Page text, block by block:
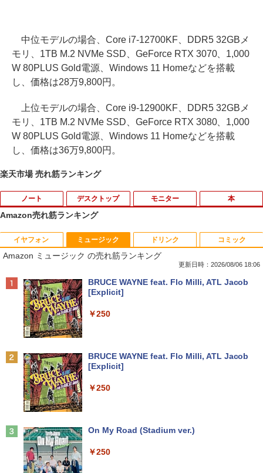
中位モデルの場合、Core i7-12700KF、DDR5 32GBメ
モリ、1TB M.2 NVMe SSD、GeForce RTX 3070、1,000
W 80PLUS Gold電源、Windows 11 Homeなどを搭載
し、価格は28万9,800円。
上位モデルの場合、Core i9-12900KF、DDR5 32GBメ
モリ、1TB M.2 NVMe SSD、GeForce RTX 3080、1,000
W 80PLUS Gold電源、Windows 11 Homeなどを搭載
し、価格は36万9,800円。
楽天市場 売れ筋ランキング
ノート
1
VETESA正規店 新品 ノートパソコン セ
ール office付き windows11 マウスセッ
ト PC 14型 Celeron N3350/J3355 メモ
B/1TB 安い 格安 ラップトップ
2
ソコン 中古 Bランク Win11 Pro カメラ i
5 第10世代 dynabook G83/FU 8GBメモ
ソコン Wi-Fi6 軽い B5 ダイナブックノー
￥34,800
デスクトップ
1
【マラソン限定30%OFF】中古 DELL O
ptiPlex 3060 Micro D10U Core i5 8400
T 第8世代CPU メモリ8GB SSD256GB
典：WPS Office Bランク パソコン デス
クトップパソコン デル 中古パソコン 中
【★最大100%ポイント】HP EliteDesk
メモリ8GB 高速新品 SSD256GB+HDD5
能 中古パソコン デスクトップ
￥35,999
モニター
1
DELL デル E2417H LED液晶モニター 2
3.8インチワイド ブラック 1920×1080
（フルHD） 16:9 IPSパネル LEDバック
プレイ ディスプレイポート VGA【中
古】
￥5,300
送料無料！！【あきばお〜】モバイル モ
ニター 車載 オンダッシュ 7インチ IPS ポ
0 2019年製 超狭額ベゼル 23.8型ワイ
本
1
ちいかわ なんか小さくてかわいいやつ 全
巻(1-8)セット 全巻新品 蔦屋書店
￥9,900
￥1,650
ント 株式会社 Gakken検査 テスト 数字
研
Amazon売れ筋ランキング
イヤフォン
Anker Soundcore P40i オフホワイト
Anker Soundcore P31i ブラック
Anker Soundcore Liberty 5 ミッドナイトブ
ミュージック
Amazon ミュージック の売れ筋ランキング
更新日時：2026/08/06 18:06
BRUCE WAYNE feat. Flo Milli, ATL Jacob
[Explicit]
￥250
BRUCE WAYNE feat. Flo Milli, ATL Jacob
[Explicit]
￥250
On My Road (Stadium ver.)
￥250
ドリンク コミック